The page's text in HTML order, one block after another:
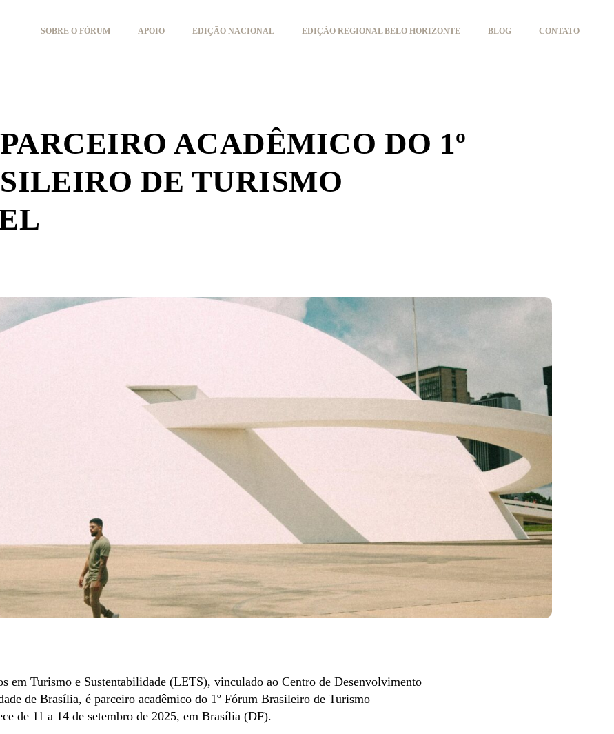
SOBRE O FÓRUM APOIO EDIÇÃO NACIONAL EDIÇÃO REGIONAL BELO HORIZONTE BLOG CONTATO
ACADÊMICO DO 1º
DE TURISMO
em Turismo e Sustentabilidade (LETS), vinculado ao Centro de Desenvolvimento
de Brasília, é parceiro acadêmico do 1º Fórum Brasileiro de Turismo
de 11 a 14 de setembro de 2025, em Brasília (DF).